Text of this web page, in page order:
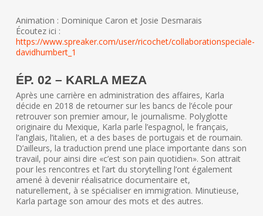
Animation : Dominique Caron et Josie Desmarais
Écoutez ici :
https://www.spreaker.com/user/ricochet/collaborationspeciale-
davidhumbert_1
ÉP. 02 – KARLA MEZA
Après une carrière en administration des affaires, Karla
décide en 2018 de retourner sur les bancs de l’école pour
retrouver son premier amour, le journalisme. Polyglotte
originaire du Mexique, Karla parle l’espagnol, le français,
l’anglais, l’italien, et a des bases de portugais et de roumain.
D’ailleurs, la traduction prend une place importante dans son
travail, pour ainsi dire «c’est son pain quotidien». Son attrait
pour les rencontres et l’art du storytelling l’ont également
amené à devenir réalisatrice documentaire et,
naturellement, à se spécialiser en immigration. Minutieuse,
Karla partage son amour des mots et des autres.